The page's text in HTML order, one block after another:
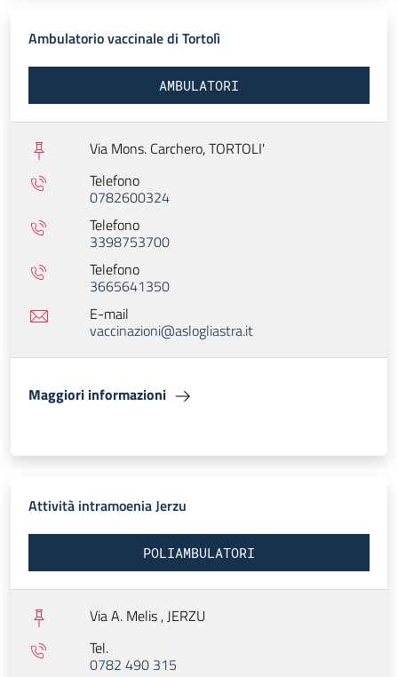
Ambulatorio vaccinale di Tortolì
AMBULATORI
Via Mons. Carchero,TORTOLI'
Telefono
0782600324
Telefono
3398753700
Telefono
3665641350
E-mail
vaccinazioni@aslogliastra.it
Maggiori informazioni
Attività intramoenia Jerzu
POLIAMBULATORI
Via A. Melis ,JERZU
Tel.
0782 490 315